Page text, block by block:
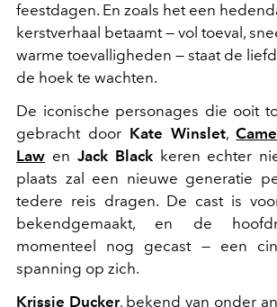
feestdagen. En zoals het een
kerstverhaal betaamt — vol toeval,
warme toevalligheden — staat de
de hoek te wachten.
De iconische personages die ooit
gebracht door Kate Winslet,
Law en Jack Blackkeren echter
plaats zal een nieuwe generatie
tedere reis dragen. De cast is
bekendgemaakt, en de
momenteel nog gecast — een
spanning op zich.
Krissie Ducker, bekend van onder